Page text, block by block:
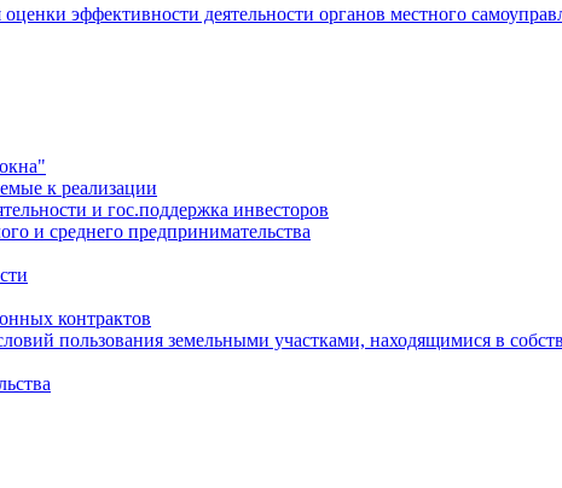
эффективности деятельности органов местного
к реализации
и гос.поддержка инвесторов
и среднего предпринимательства
контрактов
пользования земельными участками, находящимися в